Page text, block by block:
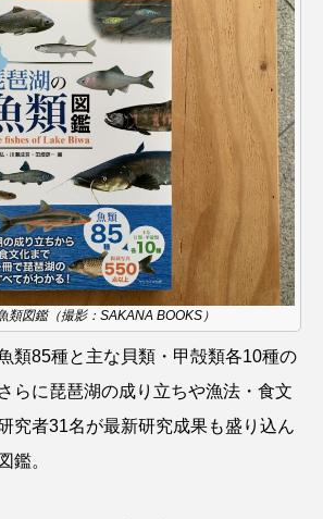
オオカミウオ
オオサンショウウオ
オスカー オタリア
オニヒトデ オワンクラゲ
カイエビ カイギュウ
カイワリ
カゴカマス カジカ
類図鑑（撮影：SAKANA BOOKS）
類85種と主な貝類・甲殻類各10種の
らに琵琶湖の成り立ちや漁法・食文
究者31名が最新研究成果も盛り込ん
鑑。